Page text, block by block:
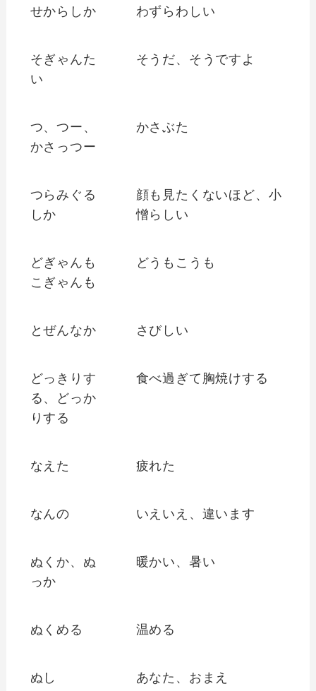
せからしか
わずらわしい
そぎゃんた
い
そうだ、そうですよ
つ、つー、
かさっつー
かさぶた
つらみぐる
しか
顔も見たくないほど、小
憎らしい
どぎゃんも
こぎゃんも
どうもこうも
とぜんなか さびしい
どっきりす
る、どっか
りする
食べ過ぎて胸焼けする
なえた 疲れた
なんの いえいえ、違います
ぬくか、ぬ
っか
暖かい、暑い
ぬくめる 温める
ぬし あなた、おまえ